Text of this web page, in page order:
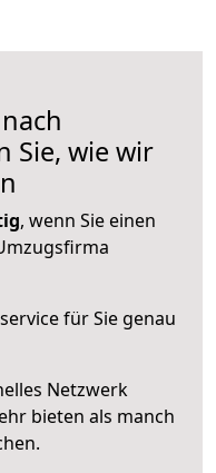
Sie, wie wir
, wenn Sie einen
für Sie genau
Netzwerk
bieten als manch